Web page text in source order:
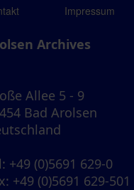
Impressum
Archives
Allee 5 - 9
Bad Arolsen
: +49 (0)5691 629-0
: +49 (0)5691 629-501